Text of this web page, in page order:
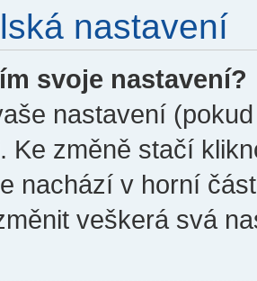
nastavení
svoje nastavení?
nastavení
Ke změně stačí
nachází v horní
veškerá svá